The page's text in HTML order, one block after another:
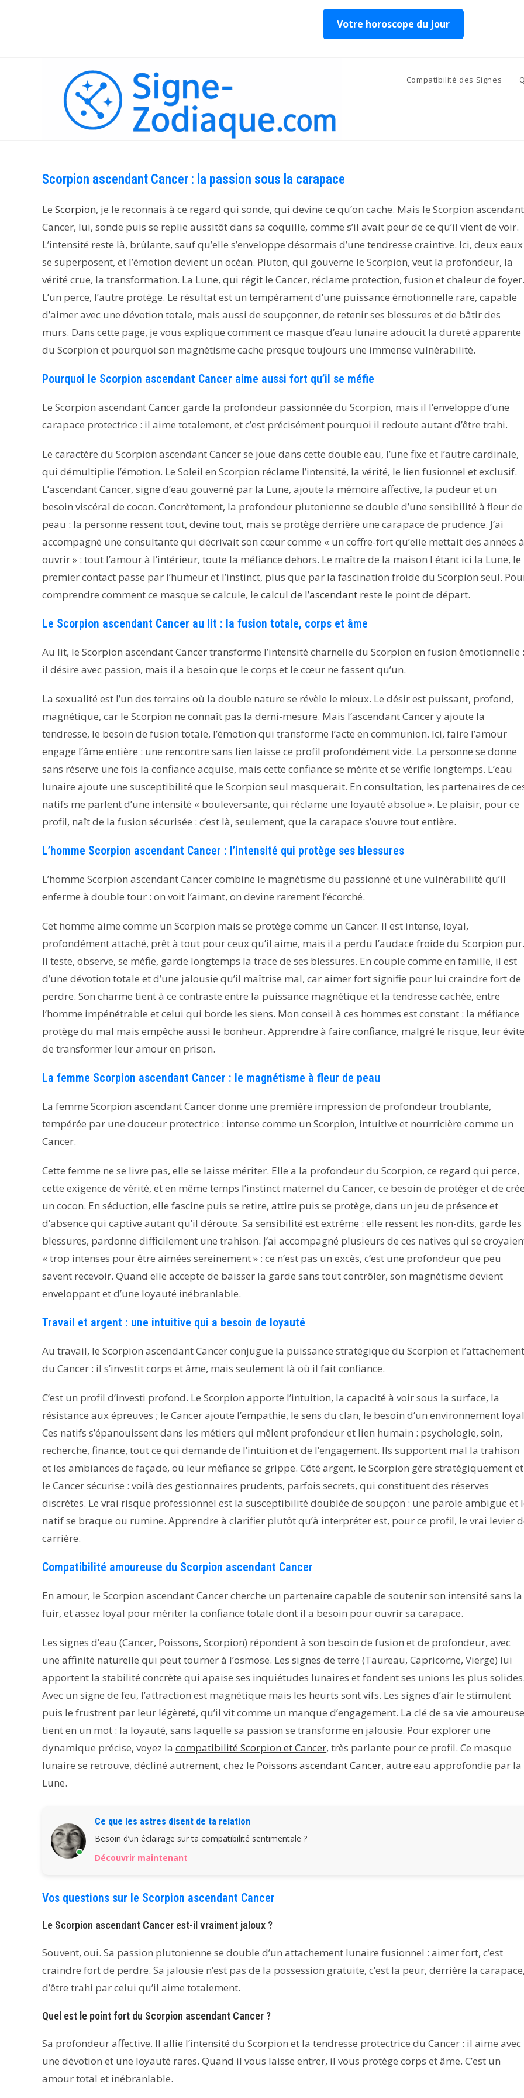
Votre horoscope du jour
Compatibilité des Signes
Scorpion ascendant Cancer : la passion sous la carapace
Le Scorpion, je le reconnais à ce regard qui sonde, qui devine ce qu’on cache. Mais le Scorpion ascendant
Cancer, lui, sonde puis se replie aussitôt dans sa coquille, comme s’il avait peur de ce qu’il vient de voir.
L’intensité reste là, brûlante, sauf qu’elle s’enveloppe désormais d’une tendresse craintive. Ici, deux eaux
se superposent, et l’émotion devient un océan. Pluton, qui gouverne le Scorpion, veut la profondeur, la
vérité crue, la transformation. La Lune, qui régit le Cancer, réclame protection, fusion et chaleur de foyer.
L’un perce, l’autre protège. Le résultat est un tempérament d’une puissance émotionnelle rare, capable
d’aimer avec une dévotion totale, mais aussi de soupçonner, de retenir ses blessures et de bâtir des
murs. Dans cette page, je vous explique comment ce masque d’eau lunaire adoucit la dureté apparente
du Scorpion et pourquoi son magnétisme cache presque toujours une immense vulnérabilité.
Pourquoi le Scorpion ascendant Cancer aime aussi fort qu’il se méfie
Le Scorpion ascendant Cancer garde la profondeur passionnée du Scorpion, mais il l’enveloppe d’une
carapace protectrice : il aime totalement, et c’est précisément pourquoi il redoute autant d’être trahi.
Le caractère du Scorpion ascendant Cancer se joue dans cette double eau, l’une fixe et l’autre cardinale,
qui démultiplie l’émotion. Le Soleil en Scorpion réclame l’intensité, la vérité, le lien fusionnel et exclusif.
L’ascendant Cancer, signe d’eau gouverné par la Lune, ajoute la mémoire affective, la pudeur et un
besoin viscéral de cocon. Concrètement, la profondeur plutonienne se double d’une sensibilité à fleur de
peau : la personne ressent tout, devine tout, mais se protège derrière une carapace de prudence. J’ai
accompagné une consultante qui décrivait son cœur comme « un coffre-fort qu’elle mettait des années à
ouvrir » : tout l’amour à l’intérieur, toute la méfiance dehors. Le maître de la maison I étant ici la Lune, le
premier contact passe par l’humeur et l’instinct, plus que par la fascination froide du Scorpion seul.
comprendre comment ce masque se calcule, le calcul de l’ascendant reste le point de départ.
Le Scorpion ascendant Cancer au lit : la fusion totale, corps et âme
Au lit, le Scorpion ascendant Cancer transforme l’intensité charnelle du Scorpion en fusion émotionnelle :
il désire avec passion, mais il a besoin que le corps et le cœur ne fassent qu’un.
La sexualité est l’un des terrains où la double nature se révèle le mieux. Le désir est puissant, profond,
magnétique, car le Scorpion ne connaît pas la demi-mesure. Mais l’ascendant Cancer y ajoute la
tendresse, le besoin de fusion totale, l’émotion qui transforme l’acte en communion. Ici, faire l’amour
engage l’âme entière : une rencontre sans lien laisse ce profil profondément vide. La personne se donne
sans réserve une fois la confiance acquise, mais cette confiance se mérite et se vérifie longtemps. L’eau
lunaire ajoute une susceptibilité que le Scorpion seul masquerait. En consultation, les partenaires de
natifs me parlent d’une intensité « bouleversante, qui réclame une loyauté absolue ». Le plaisir, pour ce
profil, naît de la fusion sécurisée : c’est là, seulement, que la carapace s’ouvre tout entière.
L’homme Scorpion ascendant Cancer : l’intensité qui protège ses blessures
L’homme Scorpion ascendant Cancer combine le magnétisme du passionné et une vulnérabilité qu’il
enferme à double tour : on voit l’aimant, on devine rarement l’écorché.
Cet homme aime comme un Scorpion mais se protège comme un Cancer. Il est intense, loyal,
profondément attaché, prêt à tout pour ceux qu’il aime, mais il a perdu l’audace froide du Scorpion pur.
Il teste, observe, se méfie, garde longtemps la trace de ses blessures. En couple comme en famille, il est
d’une dévotion totale et d’une jalousie qu’il maîtrise mal, car aimer fort signifie pour lui craindre fort de
perdre. Son charme tient à ce contraste entre la puissance magnétique et la tendresse cachée, entre
l’homme impénétrable et celui qui borde les siens. Mon conseil à ces hommes est constant : la méfiance
protège du mal mais empêche aussi le bonheur. Apprendre à faire confiance, malgré le risque, leur évite
de transformer leur amour en prison.
La femme Scorpion ascendant Cancer : le magnétisme à fleur de peau
La femme Scorpion ascendant Cancer donne une première impression de profondeur troublante,
tempérée par une douceur protectrice : intense comme un Scorpion, intuitive et nourricière comme un
Cancer.
Cette femme ne se livre pas, elle se laisse mériter. Elle a la profondeur du Scorpion, ce regard qui perce,
cette exigence de vérité, et en même temps l’instinct maternel du Cancer, ce besoin de protéger et de
un cocon. En séduction, elle fascine puis se retire, attire puis se protège, dans un jeu de présence et
d’absence qui captive autant qu’il déroute. Sa sensibilité est extrême : elle ressent les non-dits, garde les
blessures, pardonne difficilement une trahison. J’ai accompagné plusieurs de ces natives qui se
« trop intenses pour être aimées sereinement » : ce n’est pas un excès, c’est une profondeur que peu
savent recevoir. Quand elle accepte de baisser la garde sans tout contrôler, son magnétisme devient
enveloppant et d’une loyauté inébranlable.
Travail et argent : une intuitive qui a besoin de loyauté
Au travail, le Scorpion ascendant Cancer conjugue la puissance stratégique du Scorpion et l’attachement
du Cancer : il s’investit corps et âme, mais seulement là où il fait confiance.
C’est un profil d’investi profond. Le Scorpion apporte l’intuition, la capacité à voir sous la surface, la
résistance aux épreuves ; le Cancer ajoute l’empathie, le sens du clan, le besoin d’un environnement
Ces natifs s’épanouissent dans les métiers qui mêlent profondeur et lien humain : psychologie, soin,
recherche, finance, tout ce qui demande de l’intuition et de l’engagement. Ils supportent mal la trahison
et les ambiances de façade, où leur méfiance se grippe. Côté argent, le Scorpion gère stratégiquement et
le Cancer sécurise : voilà des gestionnaires prudents, parfois secrets, qui constituent des réserves
discrètes. Le vrai risque professionnel est la susceptibilité doublée de soupçon : une parole ambiguë et
natif se braque ou rumine. Apprendre à clarifier plutôt qu’à interpréter est, pour ce profil, le vrai levier
carrière.
Compatibilité amoureuse du Scorpion ascendant Cancer
En amour, le Scorpion ascendant Cancer cherche un partenaire capable de soutenir son intensité sans la
fuir, et assez loyal pour mériter la confiance totale dont il a besoin pour ouvrir sa carapace.
Les signes d’eau (Cancer, Poissons, Scorpion) répondent à son besoin de fusion et de profondeur, avec
une affinité naturelle qui peut tourner à l’osmose. Les signes de terre (Taureau, Capricorne, Vierge) lui
apportent la stabilité concrète qui apaise ses inquiétudes lunaires et fondent ses unions les plus
Avec un signe de feu, l’attraction est magnétique mais les heurts sont vifs. Les signes d’air le stimulent
puis le frustrent par leur légèreté, qu’il vit comme un manque d’engagement. La clé de sa vie amoureuse
tient en un mot : la loyauté, sans laquelle sa passion se transforme en jalousie. Pour explorer une
dynamique précise, voyez la compatibilité Scorpion et Cancer, très parlante pour ce profil. Ce masque
lunaire se retrouve, décliné autrement, chez le Poissons ascendant Cancer, autre eau approfondie par la
Lune.
Ce que les astres disent de ta relation
Besoin d’un éclairage sur ta compatibilité sentimentale ?
Découvrir maintenant
Vos questions sur le Scorpion ascendant Cancer
Le Scorpion ascendant Cancer est-il vraiment jaloux ?
Souvent, oui. Sa passion plutonienne se double d’un attachement lunaire fusionnel : aimer fort, c’est
craindre fort de perdre. Sa jalousie n’est pas de la possession gratuite, c’est la peur, derrière la
d’être trahi par celui qu’il aime totalement.
Quel est le point fort du Scorpion ascendant Cancer ?
Sa profondeur affective. Il allie l’intensité du Scorpion et la tendresse protectrice du Cancer : il aime avec
une dévotion et une loyauté rares. Quand il vous laisse entrer, il vous protège corps et âme. C’est un
amour total et inébranlable.